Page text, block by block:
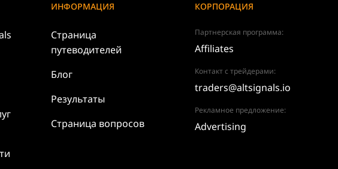
ИНФОРМАЦИЯ
Страница
путеводителей
Блог
Результаты
Страница вопросов
КОРПОРАЦИЯ
Партнерская программа:
Affiliates
Контакт с трейдерами:
traders@altsignals.io
Рекламное предложение:
Advertising